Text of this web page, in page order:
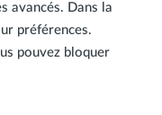
avancés. Dans la
préférences.
pouvez bloquer